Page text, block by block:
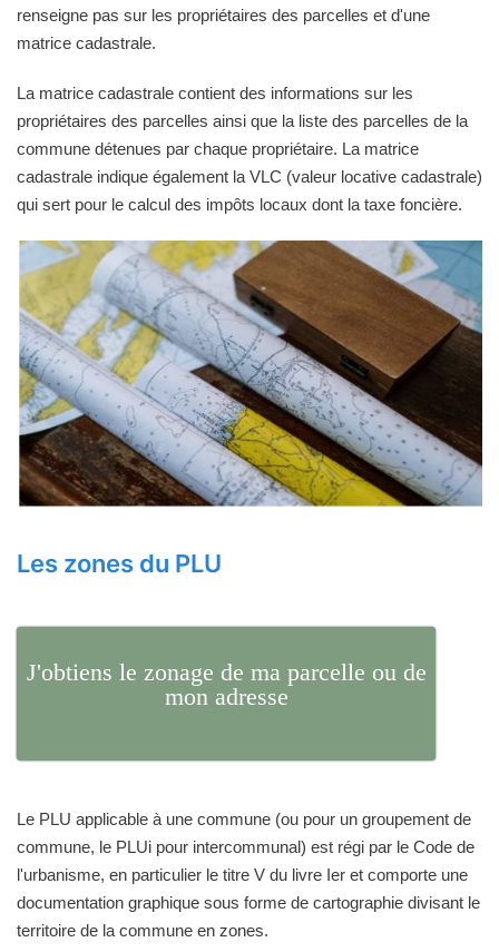
renseigne pas sur les propriétaires des parcelles et d'une
matrice cadastrale.
La matrice cadastrale contient des informations sur les
propriétaires des parcelles ainsi que la liste des parcelles de la
commune détenues par chaque propriétaire. La matrice
cadastrale indique également la VLC (valeur locative cadastrale)
qui sert pour le calcul des impôts locaux dont la taxe foncière.
Les zones du PLU
J'obtiens le zonage de ma parcelle ou de
mon adresse
Le PLU applicable à une commune (ou pour un groupement de
commune, le PLUi pour intercommunal) est régi par le Code de
l'urbanisme, en particulier le titre V du livre Ier et comporte une
documentation graphique sous forme de cartographie divisant le
territoire de la commune en zones.